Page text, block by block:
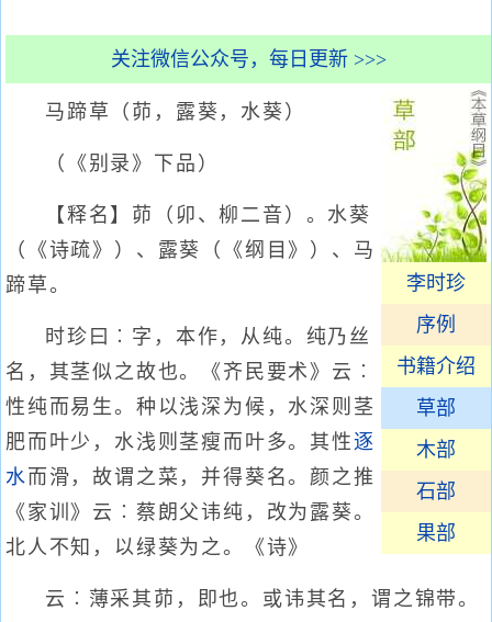
关注微信公众号，每日更新 >>>
李时珍
序例
书籍介绍
草部
木部
石部
果部
马蹄草（茆，露葵，水葵）
（《别录》下品）
【释名】茆（卯、柳二音）。水葵
（《诗疏》）、露葵（《纲目》）、马
蹄草。
时珍曰︰字，本作，从纯。纯乃丝
名，其茎似之故也。《齐民要术》云︰
性纯而易生。种以浅深为候，水深则茎
肥而叶少，水浅则茎瘦而叶多。其性逐
水 而滑，故谓之菜，并得葵名。颜之推
《家训》云︰蔡朗父讳纯，改为露葵。
北人不知，以绿葵为之。《诗》
云︰薄采其茆，即也。或讳其名，谓之锦带。